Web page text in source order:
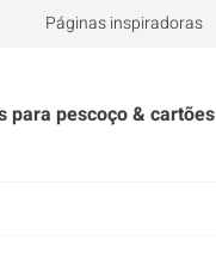
Páginas inspiradoras
para pescoço & cartões